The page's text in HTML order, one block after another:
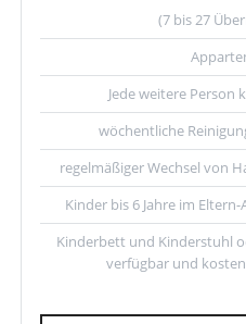
(7 bis 27
Jede weitere Person
wöchentliche
regelmäßiger Wechsel von
Kinder bis 6 Jahre im
Kinderbett und Kinderstuhl
verfügbar und